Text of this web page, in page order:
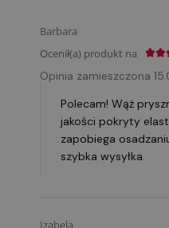
Barbara
Ocenił(a) produkt na
Opinia zamieszczona
Polecam! Wąż
jakości pokryty
zapobiega
szybka wysyłka.
Izabela